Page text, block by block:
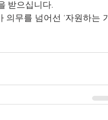
받으십니다.
무를 넘어선 ‘자원하는 기